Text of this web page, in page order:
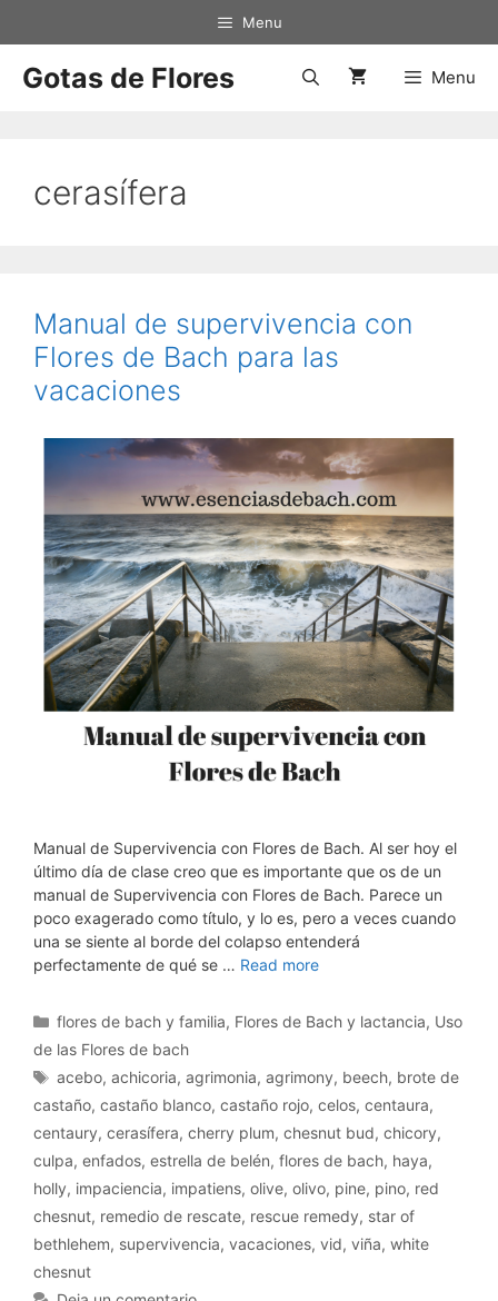
Menu
Gotas de Flores Menu
cerasífera
Manual de supervivencia con
Flores de Bach para las
vacaciones
Manual de Supervivencia con Flores de Bach. Al ser hoy el
último día de clase creo que es importante que os de un
manual de Supervivencia con Flores de Bach. Parece un
poco exagerado como título, y lo es, pero a veces cuando
una se siente al borde del colapso entenderá
perfectamente de qué se … Read more
Categorías
flores de bach y familia, Flores de Bach y lactancia, Uso
de las Flores de bach
Etiquetas
acebo,achicoria,agrimonia,agrimony, beech, brote de
castaño, castaño blanco, castaño rojo, celos, centaura,
centaury, cerasífera, cherry plum, chesnut bud, chicory,
culpa, enfados, estrella de belén, flores de bach, haya,
holly, impaciencia, impatiens, olive, olivo, pine, pino, red
chesnut, remedio de rescate, rescue remedy, star of
bethlehem, supervivencia, vacaciones, vid, viña, white
chesnut